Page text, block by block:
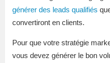
générer des leads qualifiés
convertiront en clients.
Pour que votre stratégie
vous devez générer le bon